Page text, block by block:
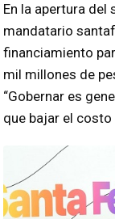
En la apertura del
mandatario
financiamiento
mil millones de
“Gobernar es
que bajar el